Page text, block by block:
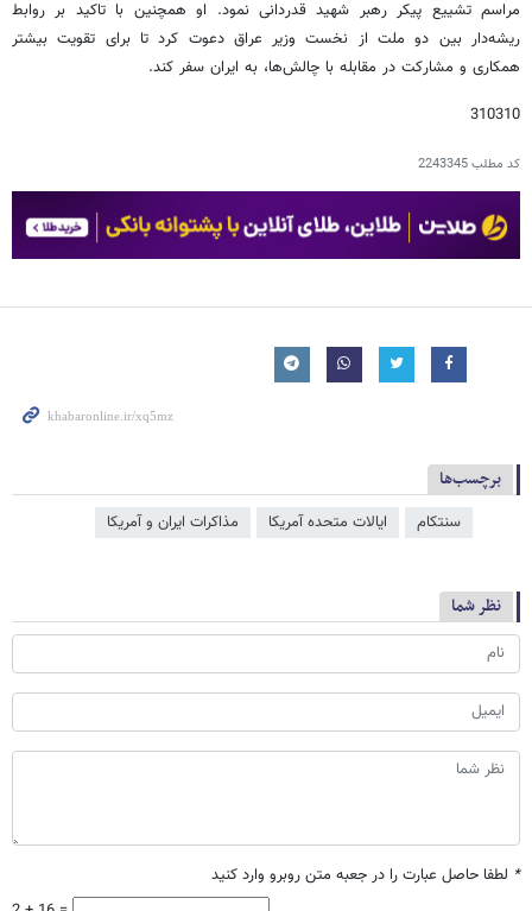
مراسم تشییع پیکر رهبر شهید قدردانی نمود. او همچنین با تاکید بر روابط
ریشه‌دار بین دو ملت از نخست وزیر عراق دعوت کرد تا برای تقویت بیشتر
همکاری و مشارکت در مقابله با چالش‌ها، به ایران سفر کند.
310310
کد مطلب2243345
برچسب‌ها
سنتکام ایالات متحده آمریکا مذاکرات ایران و آمریکا
نظر شما
* لطفا حاصل عبارت را در جعبه متن روبرو وارد کنید